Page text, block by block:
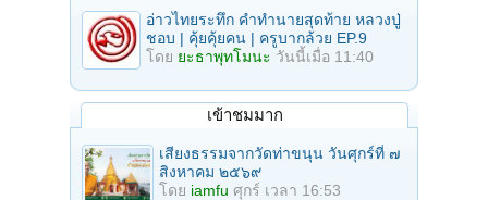
อ่าวไทยระทึก คำทำนายสุดท้าย หลวงปู่
ชอบ | คุ้ยคุ้ยคน | ครูบากล้วย EP.9
โดย ยะธาพุทโมนะ วันนี้เมื่อ 11:40
เข้าชมมาก
เสียงธรรมจากวัดท่าขนุน วันศุกร์ที่ ๗
สิงหาคม ๒๕๖๙
โดย iamfu ศุกร์ เวลา 16:53